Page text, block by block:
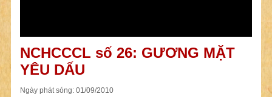
NCHCCCL số 26: GƯƠNG MẶT
YÊU DẤU
Ngày phát sóng: 01/09/2010